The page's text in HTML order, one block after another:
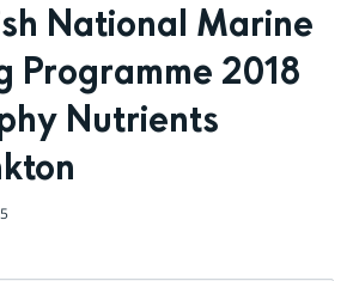
National Marine
Programme 2018
Nutrients